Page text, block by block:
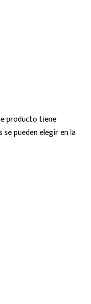
producto tiene
pueden elegir en la